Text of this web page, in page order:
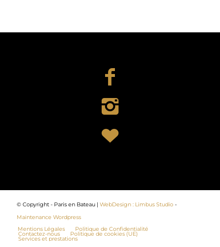
© Copyright - Paris en Bateau | WebDesign : Limbus Studio-
Maintenance Wordpress
Mentions Légales
Politique de Confidentialité
Contactez-nous Politique de cookies (UE)
Services et prestations